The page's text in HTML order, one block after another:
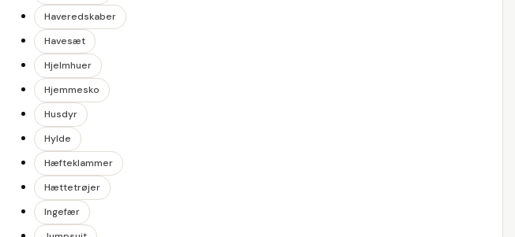
Haveredskaber
Havesæt
Hjelmhuer
Hjemmesko
Husdyr
Hylde
Hæfteklammer
Hættetrøjer
Ingefær